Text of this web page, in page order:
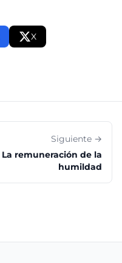
X
Siguiente →
La remuneración de la
humildad